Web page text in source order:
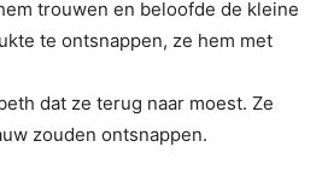
trouwen en beloofde de kleine
te ontsnappen, ze hem met
dat ze terug naar moest. Ze
zouden ontsnappen.